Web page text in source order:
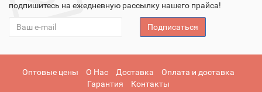
подпишитесь на ежедневную рассылку нашего прайса!
Подписаться
Оптовые цены О Нас Доставка
Оплата и доставка
Гарантия
Контакты